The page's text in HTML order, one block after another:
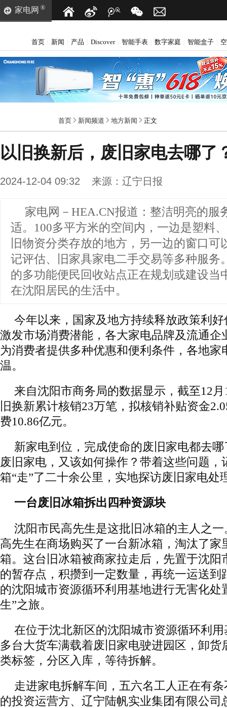
家电网 ®
首页 新闻 产品 Discover 智能手表 数字家庭 智能盒子
首页 新闻频道 地方新闻 正文
以旧换新后，废旧家电去哪了
2024-12-04 09:32 来源： 辽宁日报
家电网－HEA.CN报道： 整洁明亮的服
适。100多平方米的空间内，一边是塑料
旧物资分类存放的地方，另一边的窗口可
记评估、旧家具家电二手交易等多种服务
的多功能便民回收站点正在规划或建设当
在沈阳居民的生活中。
今年以来，国家及地方持续释放政策利
激发市场消费潜能，各大家电品牌及流通企
为消费者提供多种优惠和便利条件，各地家
温。
来自沈阳市商务局的数据显示，截至12
旧换新累计核销23万笔，拟核销补贴资金
费10.86亿元。
新家电到位，完成使命的废旧家电都去
废旧家电，又该如何操作？带着这些问题，
箱“走”了二十余公里，实地探访废旧家电处
一台废旧冰箱拆出四种资源块
沈阳市民高先生是这批旧冰箱的主人之一
高先生在商场购买了一台新冰箱，淘汰了家
箱。这台旧冰箱被商家拉走后，先置于沈阳
的暂存点，积攒到一定数量，再统一运送到
的沈阳城市资源循环利用基地进行无害化处
生”之旅。
在位于沈北新区的沈阳城市资源循环利
多台大货车满载着废旧家电驶进园区，卸货
类标签，分区入库，等待拆解。
走进家电拆解车间，五六名工人正在有
的投资运营方、辽宁陆帆实业集团有限公司